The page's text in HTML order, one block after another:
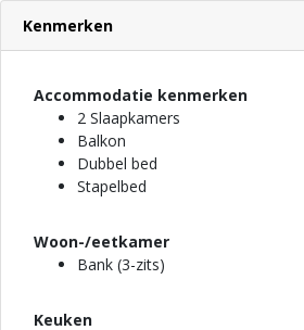
Kenmerken
Accommodatie kenmerken
2 Slaapkamers
Balkon
Dubbel bed
Stapelbed
Woon-/eetkamer
Bank (3-zits)
Keuken